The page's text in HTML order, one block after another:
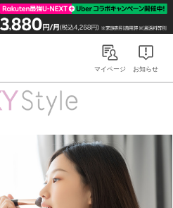
Rakuten RAXYマイページ お知らせ